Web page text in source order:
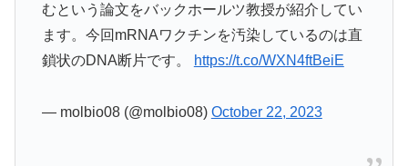
むという論文をバックホールツ教授が紹介してい
ます。今回mRNAワクチンを汚染しているのは直
鎖状のDNA断片です。
https://t.co/WXN4ftBeiE
— molbio08 (@molbio08) October 22, 2023